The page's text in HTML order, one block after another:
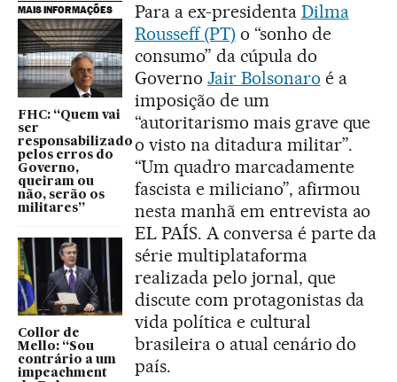
MAIS INFORMAÇÕES
FHC: “Quem vai
ser
responsabilizado
pelos erros do
Governo,
queiram ou
não, serão os
militares”
Collor de
Mello: “Sou
contrário a um
impeachment
Para a ex-presidenta Dilma
Rousseff (PT) o “sonho de
consumo” da cúpula do
Governo Jair Bolsonaro é a
imposição de um
“autoritarismo mais grave que
o visto na ditadura militar”.
“Um quadro marcadamente
fascista e miliciano”, afirmou
nesta manhã em entrevista ao
EL PAÍS. A conversa é parte da
série multiplataforma
realizada pelo jornal, que
discute com protagonistas da
vida política e cultural
brasileira o atual cenário do
país.